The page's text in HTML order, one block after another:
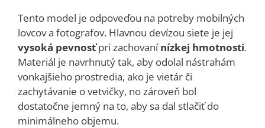
Tento model je odpoveďou na potreby mobilných
lovcov a fotografov. Hlavnou devízou siete je jej
vysoká pevnosťpri zachovanínízkej hmotnosti.
Materiál je navrhnutý tak, aby odolal nástrahám
vonkajšieho prostredia, ako je vietár či
zachytávanie o vetvičky, no zároveň bol
dostatočne jemný na to, aby sa dal stlačiť do
minimálneho objemu.